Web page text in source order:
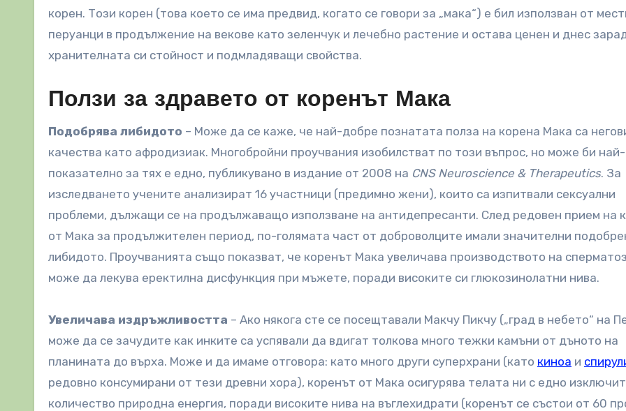
корен. Този корен (това което се има предвид, когато се говори за „мака“) е бил използван от
перуанци в продължение на векове като зеленчук и лечебно растение и остава ценен и днес
хранителната си стойност и подмладяващи свойства.
Ползи за здравето от коренът Мака
Подобрява либидото – Може да се каже, че най-добре познатата полза на корена Мака са
качества като афродизиак. Многобройни проучвания изобилстват по този въпрос, но може би най-
показателно за тях е едно, публикувано в издание от 2008 на CNS Neuroscience & Therapeutics. За
изследването учените анализират 16 участници (предимно жени), които са изпитвали сексуални
проблеми, дължащи се на продължаващо използване на антидепресанти. След редовен прием на
от Мака за продължителен период, по-голямата част от доброволците имали значителни
либидото. Проучванията също показват, че коренът Мака увеличава производството на
може да лекува еректилна дисфункция при мъжете, поради високите си глюкозинолатни нива.
Увеличава издръжливостта – Ако някога сте се посещтавали Макчу Пикчу („град в небето“ на
може да се зачудите как инките са успявали да вдигат толкова много тежки камъни от дъното на
планината до върха. Може и да имаме отговора: като много други суперхрани (като киноа и
редовно консумирани от тези древни хора), коренът от Мака осигурява телата ни с едно
количество природна енергия, поради високите нива на въглехидрати (коренът се състои от 60